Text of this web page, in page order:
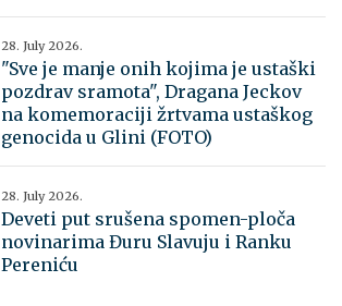
28. July 2026.
"Sve je manje onih kojima je ustaški
pozdrav sramota", Dragana Jeckov
na komemoraciji žrtvama ustaškog
genocida u Glini (FOTO)
28. July 2026.
Deveti put srušena spomen-ploča
novinarima Đuru Slavuju i Ranku
Pereniću